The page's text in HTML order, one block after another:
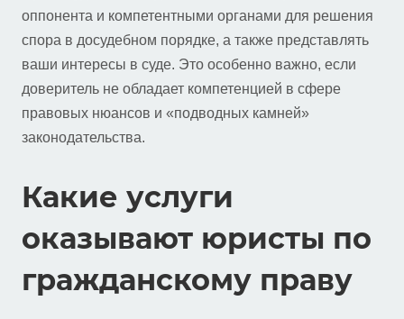
оппонента и компетентными органами для решения
спора в досудебном порядке, а также представлять
ваши интересы в суде. Это особенно важно, если
доверитель не обладает компетенцией в сфере
правовых нюансов и «подводных камней»
законодательства.
Какие услуги
оказывают юристы по
гражданскому праву